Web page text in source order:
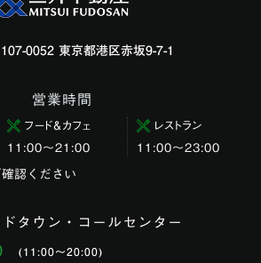
107-0052 東京都港区赤坂9-7-1
営業時間
フード＆カフェ
11:00～21:00
レストラン
11:00〜23:00
確認ください
タウン・コールセンター
(11:00〜20:00)